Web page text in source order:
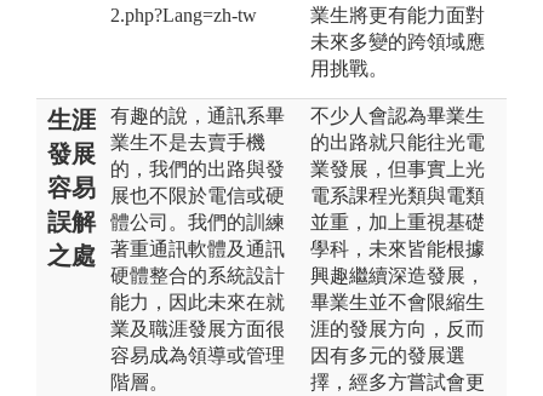
2.php?Lang=zh-tw
業生將更有能力面對
未來多變的跨領域應
用挑戰。
生涯
發展
容易
誤解
之處
有趣的說，通訊系畢
業生不是去賣手機
的，我們的出路與發
展也不限於電信或硬
體公司。我們的訓練
著重通訊軟體及通訊
硬體整合的系統設計
能力，因此未來在就
業及職涯發展方面很
容易成為領導或管理
階層。
不少人會認為畢業生
的出路就只能往光電
業發展，但事實上光
電系課程光類與電類
並重，加上重視基礎
學科，未來皆能根據
興趣繼續深造發展，
畢業生並不會限縮生
涯的發展方向，反而
因有多元的發展選
擇，經多方嘗試會更